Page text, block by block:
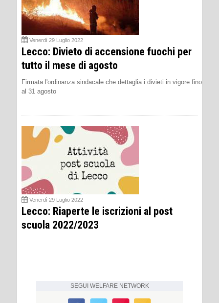
Venerdì 29 Luglio 2022
Lecco: Divieto di accensione fuochi per
tutto il mese di agosto
Firmata l'ordinanza sindacale che dettaglia i divieti in vigore fino
al 31 agosto
Venerdì 29 Luglio 2022
Lecco: Riaperte le iscrizioni al post
scuola 2022/2023
SEGUI WELFARE NETWORK